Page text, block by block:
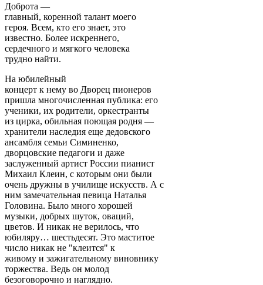
Доброта —
главный, коренной талант моего
героя. Всем, кто его знает, это
известно. Более искреннего,
сердечного и мягкого человека
трудно найти.
На юбилейный
концерт к нему во Дворец пионеров
пришла многочисленная публика: его
ученики, их родители, оркестранты
из цирка, обильная поющая родня —
хранители наследия еще дедовского
ансамбля семьи Симиненко,
дворцовские педагоги и даже
заслуженный артист России пианист
Михаил Клеин, с которым они были
очень дружны в училище искусств. А с
ним замечательная певица Наталья
Головина. Было много хорошей
музыки, добрых шуток, оваций,
цветов. И никак не верилось, что
юбиляру… шестьдесят. Это маститое
число никак не "клеится" к
живому и зажигательному виновнику
торжества. Ведь он молод
безоговорочно и наглядно.